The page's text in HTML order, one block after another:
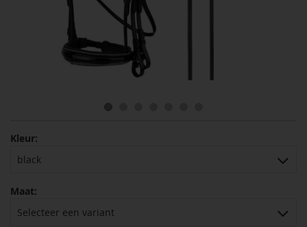
Kleur:
black
Maat:
Selecteer een variant